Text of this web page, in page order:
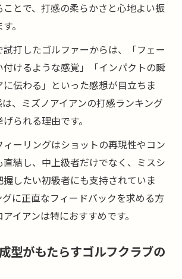
ことで、打感の柔らかさと心地よい振
。
打したゴルファーからは、「フェー
けるような感覚」「インパクトの瞬
伝わる」といった感想が目立ちま
、ミズノアイアンの打感ランキング
られる理由です。
ィーリングはショットの再現性やコン
直結し、中上級者だけでなく、ミスシ
握したい初級者にも支持されていま
に正直なフィードバックを求める方
イアンは特におすすめです。
型がもたらすゴルフクラブの